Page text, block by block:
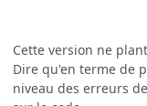
Cette version ne
Dire qu'en terme de
niveau des erreurs